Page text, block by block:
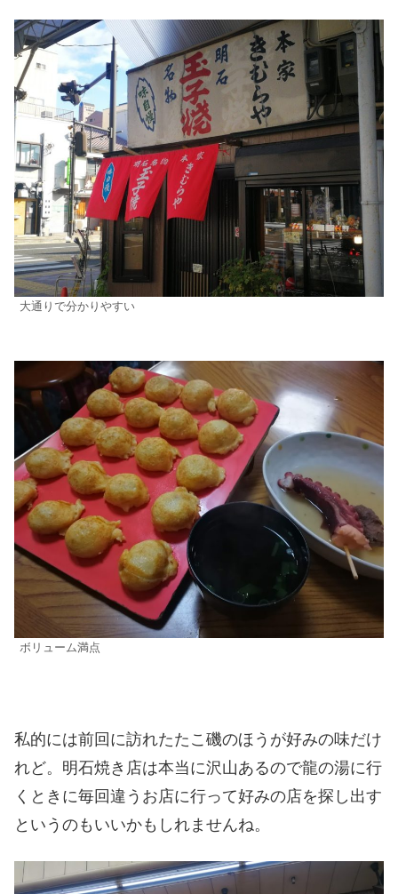
大通りで分かりやすい
ボリューム満点
私的には前回に訪れたたこ磯のほうが好みの味だけ
れど。明石焼き店は本当に沢山あるので龍の湯に行
くときに毎回違うお店に行って好みの店を探し出す
というのもいいかもしれませんね。